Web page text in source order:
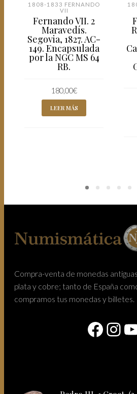
1808-1833 FERNANDO
VII
Fernando VII. 2
Maravedís.
Segovia, 1827. AC-
149. Encapsulada
por la NGC MS 64
RB.
180,00€
LEER MÁS
Compra-venta de monedas
plata y cobre; tanto de España
compramos tus monedas y billetes.